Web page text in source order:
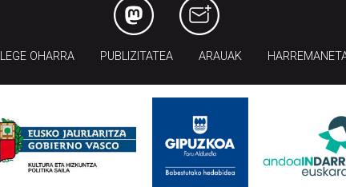
LEGE OHARRA PUBLIZITATEA ARAUAK